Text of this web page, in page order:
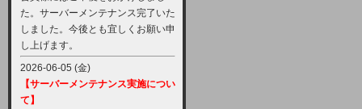
た。サーバーメンテナンス完了いた
しました。今後とも宜しくお願い申
し上げます。
2026-06-05 (金)
【サーバーメンテナンス実施につい
て】